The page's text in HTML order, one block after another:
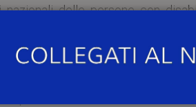
nazionali delle persone con
processo partecipato possa
da barriere, fisiche e culturali.
hanno riguardato la
delle barriere